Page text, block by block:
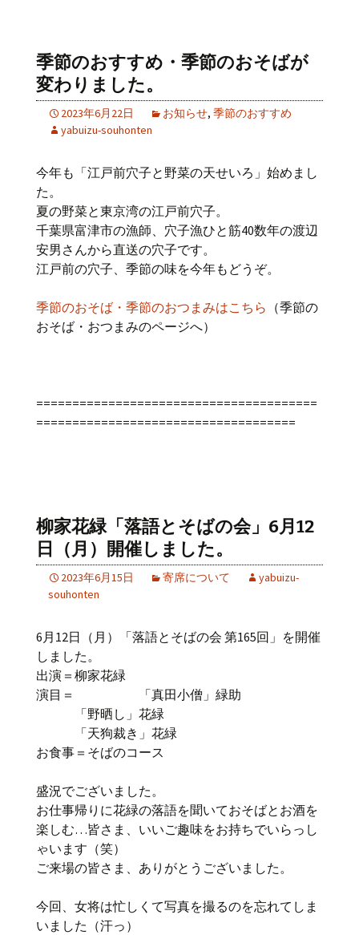
季節のおすすめ・季節のおそばが
変わりました。
2023年6月22日 お知らせ, 季節のおすすめ
yabuizu-souhonten
今年も「江戸前穴子と野菜の天せいろ」始めまし
た。
夏の野菜と東京湾の江戸前穴子。
千葉県富津市の漁師、穴子漁ひと筋40数年の渡辺
安男さんから直送の穴子です。
江戸前の穴子、季節の味を今年もどうぞ。
季節のおそば・季節のおつまみはこちら （季節の
おそば・おつまみのページへ）
=======================================
====================================
柳家花緑「落語とそばの会」6月12
日（月）開催しました。
2023年6月15日 寄席について
yabuizu-
souhonten
6月12日（月）「落語とそばの会 第165回」を開催
しました。
出演＝柳家花緑
演目＝ 「真田小僧」緑助
「野晒し」花緑
「天狗裁き」花緑
お食事＝そばのコース
盛況でございました。
お仕事帰りに花緑の落語を聞いておそばとお酒を
楽しむ…皆さま、いいご趣味をお持ちでいらっし
ゃいます（笑）
ご来場の皆さま、ありがとうございました。
今回、女将は忙しくて写真を撮るのを忘れてしま
いました（汗っ）